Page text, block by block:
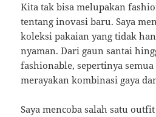
Kita tak bisa melupakan
tentang inovasi baru. Saya
koleksi pakaian yang tidak
nyaman. Dari gaun santai
fashionable, sepertinya semua
merayakan kombinasi gaya
Saya mencoba salah satu